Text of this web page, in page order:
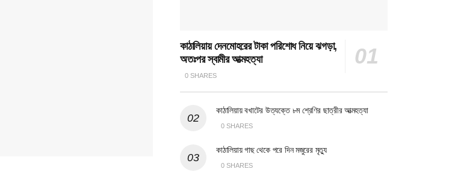
কাঠালিয়ায় দেনমোহরের টাকা পরিশোধ নিয়ে ঝগড়া,
অতঃপর স্বামীর আত্মহত্যা
0 SHARES
কাঠালিয়ায় বখাটের উত্যক্তে ৮ম শ্রেণির ছাত্রীর আত্মহত্যা
0 SHARES
কাঠালিয়ায় গাছ থেকে পরে দিন মজুরের মৃত্যু
0 SHARES